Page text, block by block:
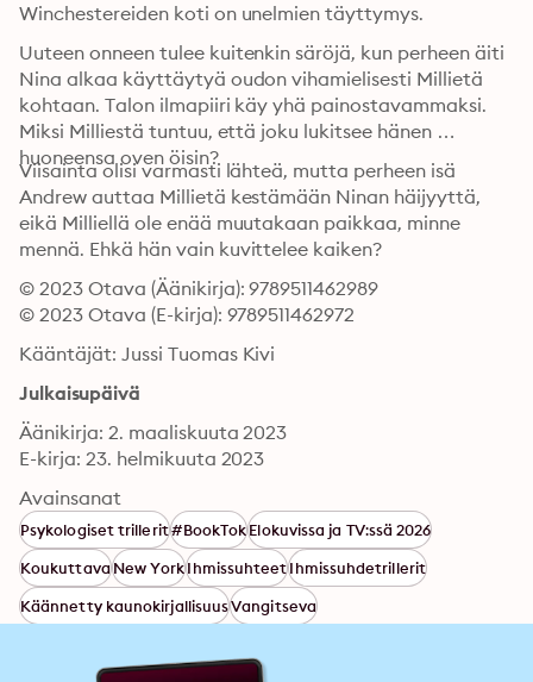
Winchestereiden koti on unelmien täyttymys.
Uuteen onneen tulee kuitenkin säröjä, kun perheen äiti
Nina alkaa käyttäytyä oudon vihamielisesti Millietä
kohtaan. Talon ilmapiiri käy yhä painostavammaksi.
Miksi Milliestä tuntuu, että joku lukitsee hänen
huoneensa oven öisin?
Viisainta olisi varmasti lähteä, mutta perheen isä
Andrew auttaa Millietä kestämään Ninan häijyyttä,
eikä Milliellä ole enää muutakaan paikkaa, minne
mennä. Ehkä hän vain kuvittelee kaiken?
© 2023 Otava (Äänikirja): 9789511462989
© 2023 Otava (E-kirja): 9789511462972
Kääntäjät: Jussi Tuomas Kivi
Julkaisupäivä
Äänikirja: 2. maaliskuuta 2023
E-kirja: 23. helmikuuta 2023
Avainsanat
Psykologiset trillerit#BookTokElokuvissa ja TV:ssä 2026
KoukuttavaNew YorkIhmissuhteetIhmissuhdetrillerit
Käännetty kaunokirjallisuusVangitseva